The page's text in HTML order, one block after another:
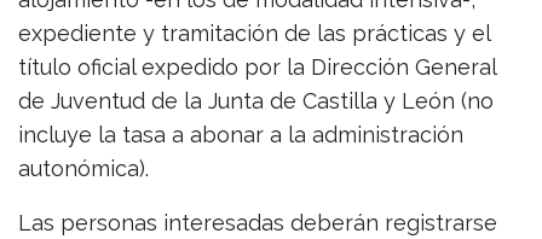
expediente y tramitación de las prácticas y el
título oficial expedido por la Dirección General
de Juventud de la Junta de Castilla y León (no
incluye la tasa a abonar a la administración
autonómica).
Las personas interesadas deberán registrarse